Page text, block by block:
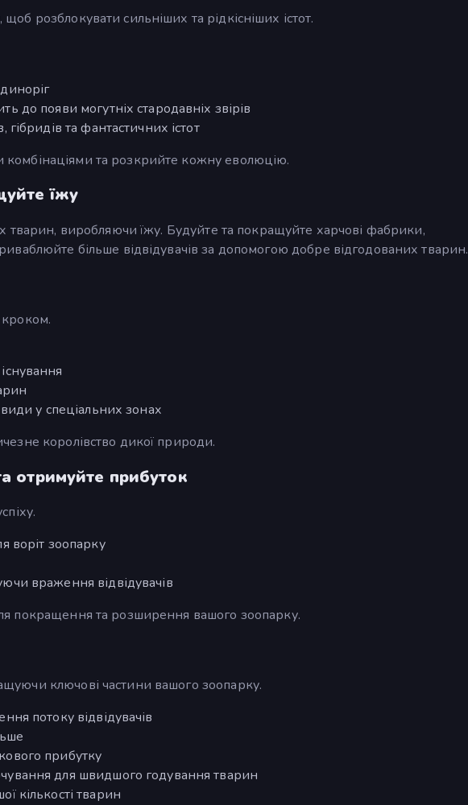
розблокувати сильніших та рідкісніших істот.
до появи могутніх стародавніх звірів
та фантастичних істот
комбінаціями та розкрийте кожну еволюцію.
їжу
тварин, виробляючи їжу. Будуйте та покращуйте харчові фабрики,
більше відвідувачів за допомогою добре відгодованих тварин.
у спеціальних зонах
королівство дикої природи.
отримуйте прибуток
воріт зоопарку
враження відвідувачів
покращення та розширення вашого зоопарку.
ключові частини вашого зоопарку.
потоку відвідувачів
прибутку
для швидшого годування тварин
кількості тварин